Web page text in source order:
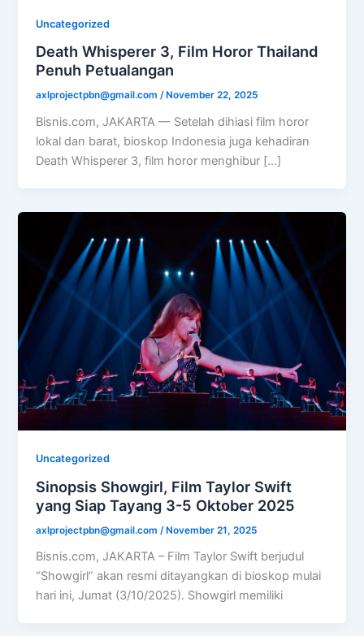
Uncategorized
Death Whisperer 3, Film Horor Thailand
Penuh Petualangan
axlprojectpbn@gmail.com/ November 22, 2025
Bisnis.com, JAKARTA — Setelah dihiasi film horor
lokal dan barat, bioskop Indonesia juga kehadiran
Death Whisperer 3, film horor menghibur […]
Uncategorized
Sinopsis Showgirl, Film Taylor Swift
yang Siap Tayang 3-5 Oktober 2025
axlprojectpbn@gmail.com /November 21, 2025
Bisnis.com, JAKARTA – Film Taylor Swift berjudul
“Showgirl” akan resmi ditayangkan di bioskop mulai
hari ini, Jumat (3/10/2025). Showgirl memiliki